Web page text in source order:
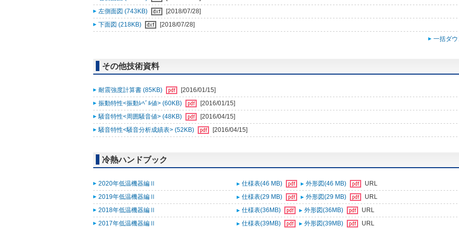
左側面図 (743KB)
[2018/07/28]
下面図 (218KB)
[2018/07/28]
一括ダ
その他技術資料
耐震強度計算書 (85KB)
[2016/01/15]
振動特性<振動ﾚﾍﾞﾙ値> (60KB)
[2016/01/15]
騒音特性<周囲騒音値> (48KB)
[2016/04/15]
騒音特性<騒音分析成績表> (52KB)
[2016/04/15]
冷熱ハンドブック
2020年低温機器編Ⅱ 仕様表(46 MB) 外形図(46 MB)
URL
2019年低温機器編Ⅱ
仕様表(29 MB) 外形図(29 MB)
URL
2018年低温機器編Ⅱ
仕様表(36MB) 外形図(36MB)
URL
2017年低温機器編Ⅱ
仕様表(39MB) 外形図(39MB) URL